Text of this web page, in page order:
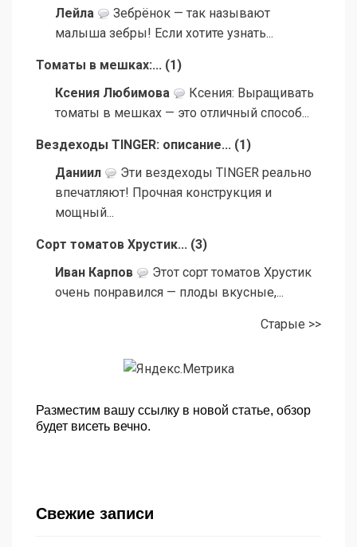
Лейла
Зебрёнок — так называют
малыша зебры! Если хотите узнать...
Томаты в мешках:... (1)
Ксения Любимова
Ксения: Выращивать
томаты в мешках — это отличный способ...
Вездеходы TINGER: описание... (1)
Даниил
Эти вездеходы TINGER реально
впечатляют! Прочная конструкция и
мощный...
Сорт томатов Хрустик... (3)
Иван Карпов
Этот сорт томатов Хрустик
очень понравился — плоды вкусные,...
Старые >>
Разместим вашу ссылку в новой статье, обзор
будет висеть вечно.
Свежие записи